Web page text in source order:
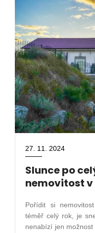
27. 11. 2024
Slunce po
nemovitost
Pořídit si
téměř celý rok, je
nenabízí jen